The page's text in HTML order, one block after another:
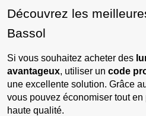
Découvrez les
Bassol
Si vous souhaitez acheter des
avantageux, utiliser un code
une excellente solution. Grâce
vous pouvez économiser tout
haute qualité.